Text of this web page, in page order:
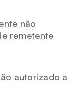
não
remetente
autorizado a